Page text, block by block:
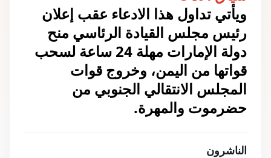
ويأتي تداول هذا الادعاء عقب إعلان
رئيس مجلس القيادة الرئاسي منح
دولة الإمارات مهلة 24 ساعة لسحب
قواتها من اليمن، وخروج قوات
المجلس الانتقالي الجنوبي من
حضرموت والمهرة.
الناشرون